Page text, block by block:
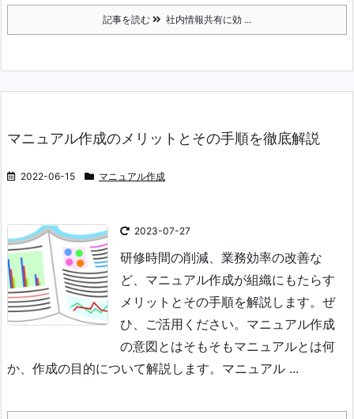
記事を読む 社内情報共有に効 ...
マニュアル作成のメリットとその手順を徹底解説
2022-06-15 マニュアル作成
2023-07-27
研修時間の削減、業務効率の改善な
ど、マニュアル作成が組織にもたらす
メリットとその手順を解説します。ぜ
ひ、ご活用ください。 マニュアル作成
の意図とはそもそもマニュアルとは何
か、作成の目的について解説します。 マニュアル ...